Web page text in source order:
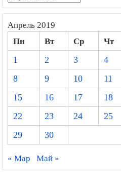
Апрель 2019
Пн Вт Ср Чт
1
2 3 4
8
9 10 11
15
16 17 18
22
23 24 25
29
30
« Мар Май »